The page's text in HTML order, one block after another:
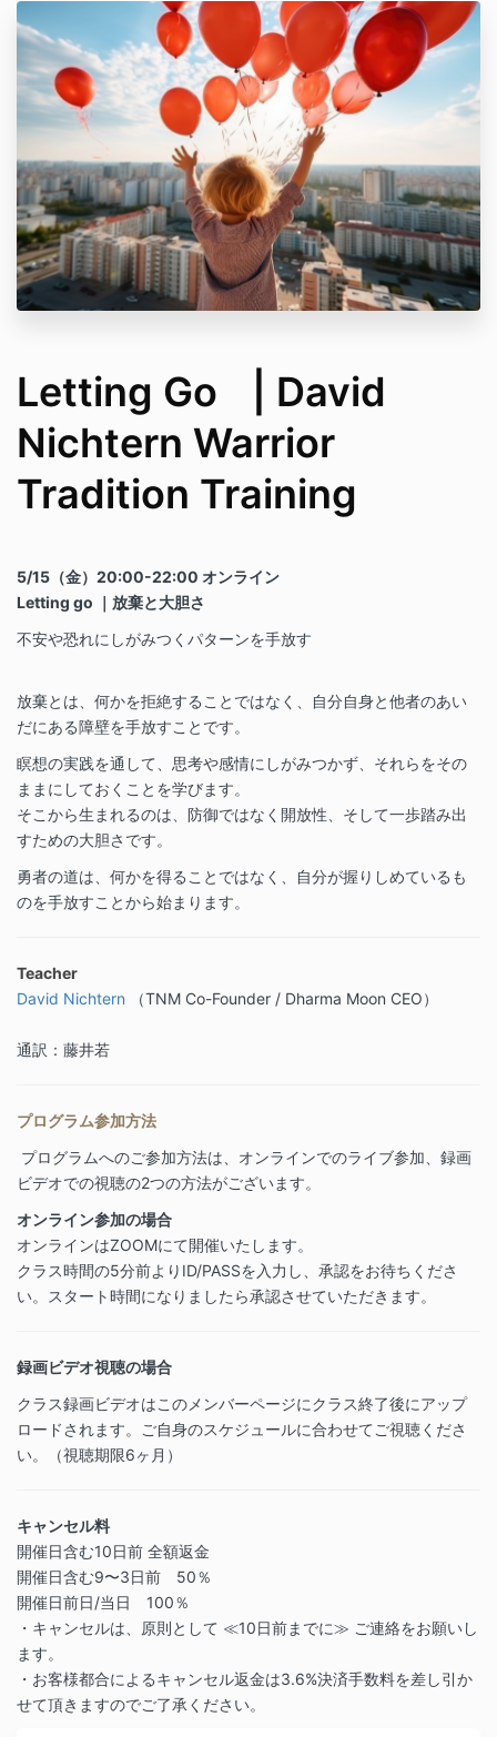
Letting Go | David
Nichtern Warrior
Tradition Training
5/15（金）20:00-22:00 オンライン
Letting go ｜放棄と大胆さ
不安や恐れにしがみつくパターンを手放す
放棄とは、何かを拒絶することではなく、自分自身と他者のあい
だにある障壁を手放すことです。
瞑想の実践を通して、思考や感情にしがみつかず、それらをその
ままにしておくことを学びます。
そこから生まれるのは、防御ではなく開放性、そして一歩踏み出
すための大胆さです。
勇者の道は、何かを得ることではなく、自分が握りしめているも
のを手放すことから始まります。
Teacher
David Nichtern （TNM Co-Founder / Dharma Moon CEO）
通訳：藤井若
プログラム参加方法
プログラムへのご参加方法は、オンラインでのライブ参加、録画
ビデオでの視聴の2つの方法がございます。
オンライン参加の場合
オンラインはZOOMにて開催いたします。
クラス時間の5分前よりID/PASSを入力し、承認をお待ちくださ
い。スタート時間になりましたら承認させていただきます。
録画ビデオ視聴の場合
クラス録画ビデオはこのメンバーページにクラス終了後にアップ
ロードされます。ご自身のスケジュールに合わせてご視聴くださ
い。（視聴期限6ヶ月）
キャンセル料
開催日含む10日前 全額返金
開催日含む9〜3日前 50％
開催日前日/当日 100％
・キャンセルは、原則として ≪10日前までに≫ ご連絡をお願いし
ます。
・お客様都合によるキャンセル返金は3.6%決済手数料を差し引か
せて頂きますのでご了承ください。